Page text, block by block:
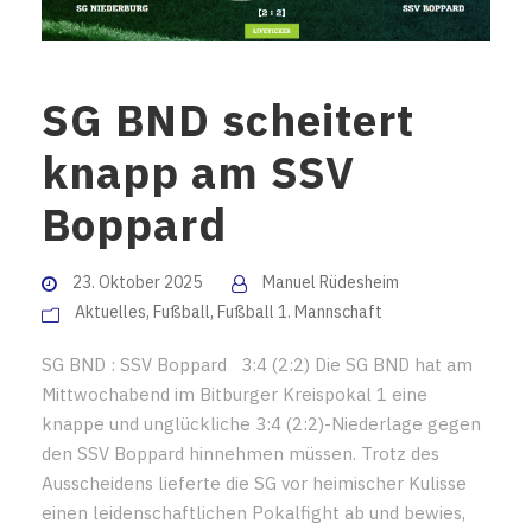
SG BND scheitert
knapp am SSV
Boppard
23. Oktober 2025
Manuel Rüdesheim
Aktuelles, Fußball, Fußball 1. Mannschaft
SG BND : SSV Boppard 3:4 (2:2) Die SG BND hat am
Mittwochabend im Bitburger Kreispokal 1 eine
knappe und unglückliche 3:4 (2:2)-Niederlage gegen
den SSV Boppard hinnehmen müssen. Trotz des
Ausscheidens lieferte die SG vor heimischer Kulisse
einen leidenschaftlichen Pokalfight ab und bewies,